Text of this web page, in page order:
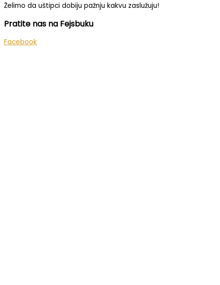
Želimo da uštipci dobiju pažnju kakvu zaslužuju!
Pratite nas na Fejsbuku
Facebook